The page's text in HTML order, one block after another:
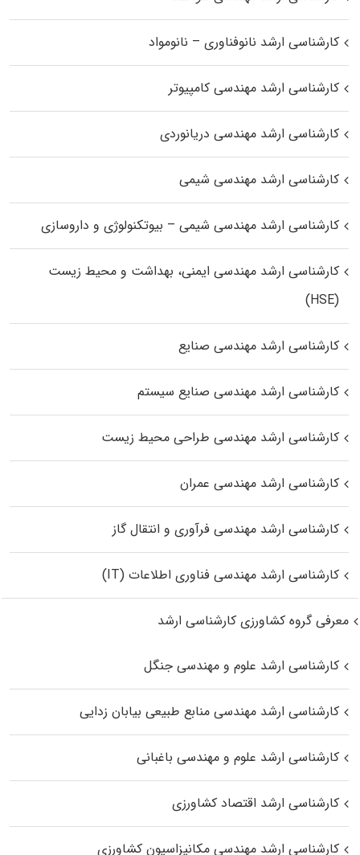
کارشناسی ارشد نانوفناوری – نانومواد
کارشناسی ارشد مهندسی کامپیوتر
کارشناسی ارشد مهندسی دریانوردی
کارشناسی ارشد مهندسی شیمی
کارشناسی ارشد مهندسی شیمی – بیوتکنولوژی و داروسازی
کارشناسی ارشد مهندسی ایمنی، بهداشت و محیط زیست
(HSE)
کارشناسی ارشد مهندسی صنایع
کارشناسی ارشد مهندسی صنایع سیستم
کارشناسی ارشد مهندسی طراحی محیط زیست
کارشناسی ارشد مهندسی عمران
کارشناسی ارشد مهندسی فرآوری و انتقال گاز
کارشناسی ارشد مهندسی فناوری اطلاعات (IT)
معرفی گروه کشاورزی کارشناسی ارشد
کارشناسی ارشد علوم و مهندسی جنگل
کارشناسی ارشد مهندسی منابع طبیعی بیابان زدایی
کارشناسی ارشد علوم و مهندسی باغبانی
کارشناسی ارشد اقتصاد کشاورزی
کارشناسی ارشد مهندسی مکانیزاسیون کشاورزی